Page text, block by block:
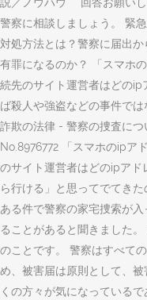
警察に相談しましょう。 緊
対処方法とは？警察に届出
有罪になるのか？ 「スマホ
続先のサイト運営者はどの
ば殺人や強盗などの事件で
詐欺の法律 - 警察の捜査に
No.8976772 「スマホのipア
のサイト運営者はどのipアド
ら行ける」と思ってでてき
ある件で警察の家宅捜索が
ることがあると聞きました
のことです。 警察はすべて
め、被害届は原則として、
くの方々が気になっている